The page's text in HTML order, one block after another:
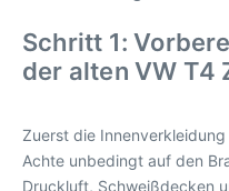
Schritt 1:
der alten VW T4
Zuerst die
Achte unbedingt auf den
Druckluft, Schweißdecken